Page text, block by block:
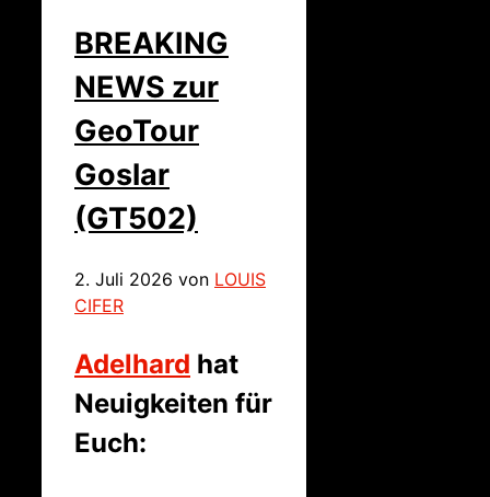
BREAKING
NEWS zur
GeoTour
Goslar
(GT502)
2. Juli 2026 von LOUIS
CIFER
Adelhard hat
Neuigkeiten für
Euch: